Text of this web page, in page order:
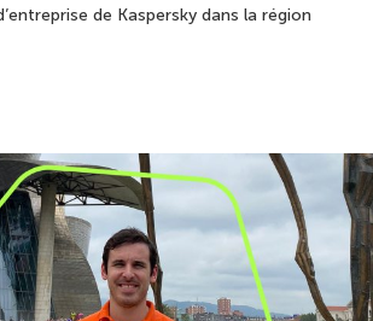
de Kaspersky dans la région